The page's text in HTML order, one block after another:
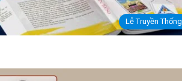
Lễ Truyền Thống